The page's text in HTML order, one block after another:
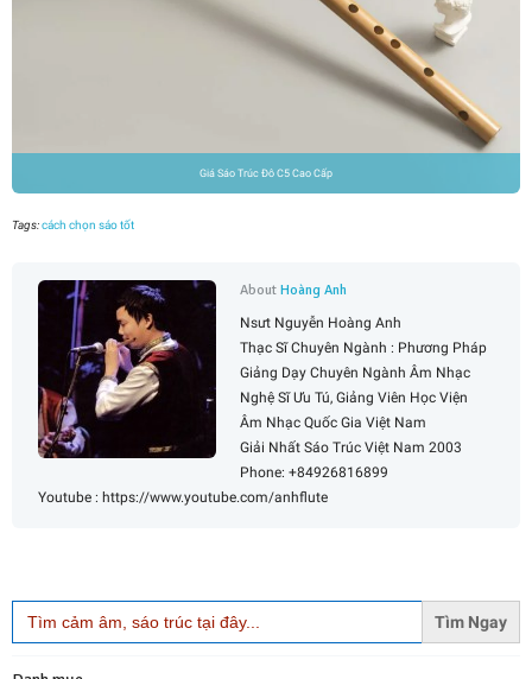
Giá Sáo Trúc Đô C5 Cao Cấp
Tags:cách chọn sáo tốt
AboutHoàng Anh
Nsưt Nguyễn Hoàng Anh
Thạc Sĩ Chuyên Ngành : Phương Pháp
Giảng Dạy Chuyên Ngành Âm Nhạc
Nghệ Sĩ Ưu Tú, Giảng Viên Học Viện
Âm Nhạc Quốc Gia Việt Nam
Giải Nhất Sáo Trúc Việt Nam 2003
Phone: +84926816899
Youtube : https://www.youtube.com/anhflute
Search
for: